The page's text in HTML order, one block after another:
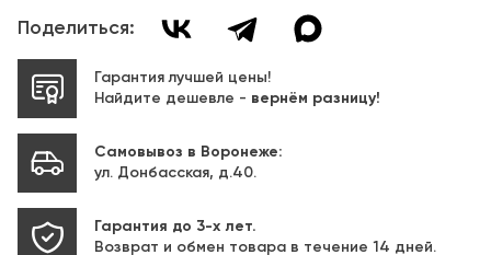
Поделиться:
Гарантия лучшей цены!
Найдите дешевле - вернём разницу!
Самовывоз в Воронеже:
ул. Донбасская, д.40.
Гарантия до 3-х лет.
Возврат и обмен товара в течение 14 дней.